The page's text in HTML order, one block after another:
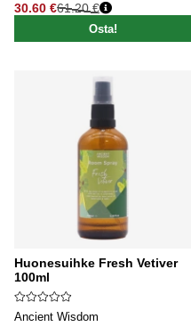
30.60 €
Normaali hinta
61.20 €
Osta!
Huonesuihke Fresh Vetiver
100ml
Ancient Wisdom